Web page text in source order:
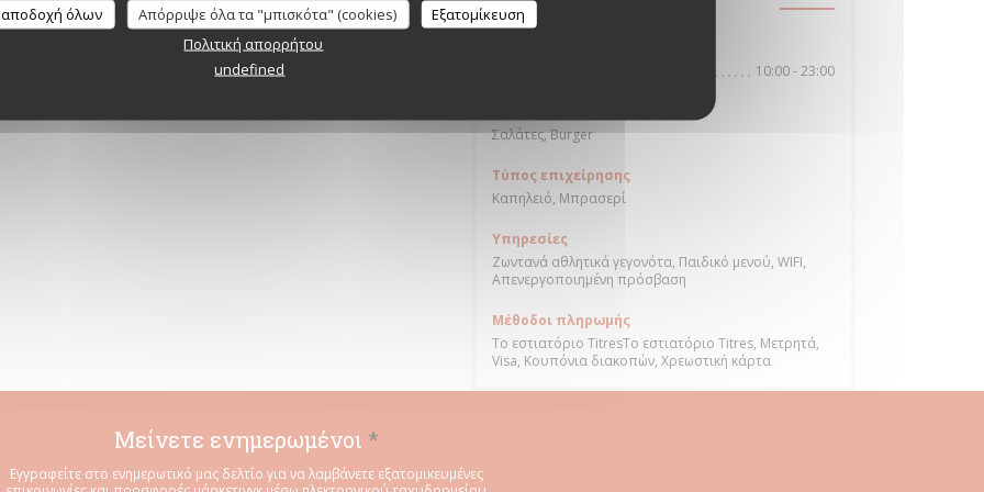
αποδοχή όλων Απόρριψε όλα τα "μπισκότα" (cookies)
Εξατομίκευση
Πολιτική απορρήτου
undefined
62231 COQUELLES
10:00 - 23:00
Σαλάτες, Burger
Τύπος επιχείρησης
Καπηλειό, Μπρασερί
Υπηρεσίες
Ζωντανά αθλητικά γεγονότα, Παιδικό μενού, WIFI,
Απενεργοποιημένη πρόσβαση
Μέθοδοι πληρωμής
Το εστιατόριο TitresΤο εστιατόριο Titres, Μετρητά,
Visa, Κουπόνια διακοπών, Χρεωστική κάρτα
Μείνετε ενημερωμένοι *
Εγγραφείτε στο ενημερωτικό μας δελτίο για να λαμβάνετε εξατομικευμένες